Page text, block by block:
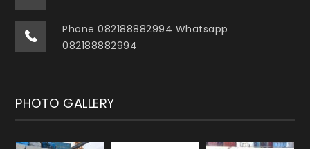
Phone 082188882994 Whatsapp
082188882994
PHOTO GALLERY